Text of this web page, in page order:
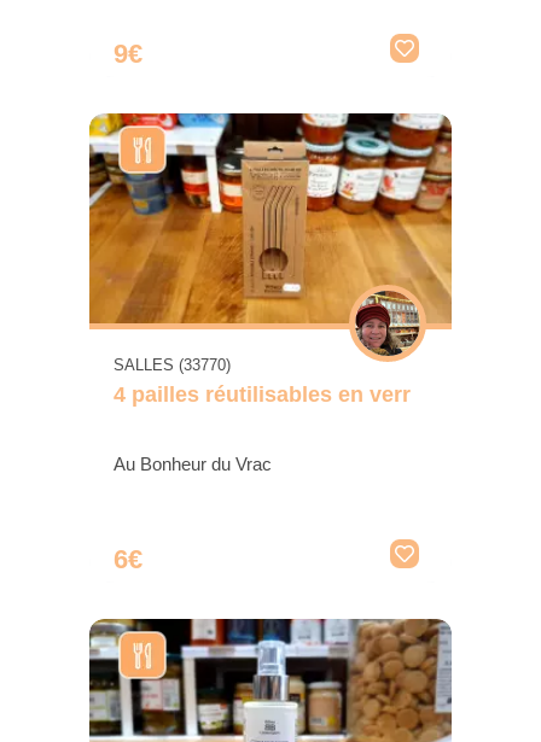
9€
SALLES (33770)
4 pailles réutilisables en verr
Au Bonheur du Vrac
6€